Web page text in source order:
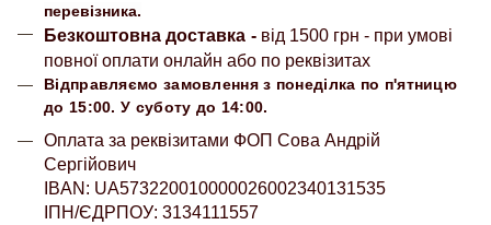
перевізника.
Безкоштовна доставка - від 1500 грн - при умові
повної оплати онлайн або по реквізитах
Відправляємо замовлення з понеділка по п'ятницю
до 15:00. У суботу до 14:00.
Оплата за реквізитами ФОП Сова Андрій
Сергійович
IBAN: UA573220010000026002340131535
ІПН/ЄДРПОУ: 3134111557